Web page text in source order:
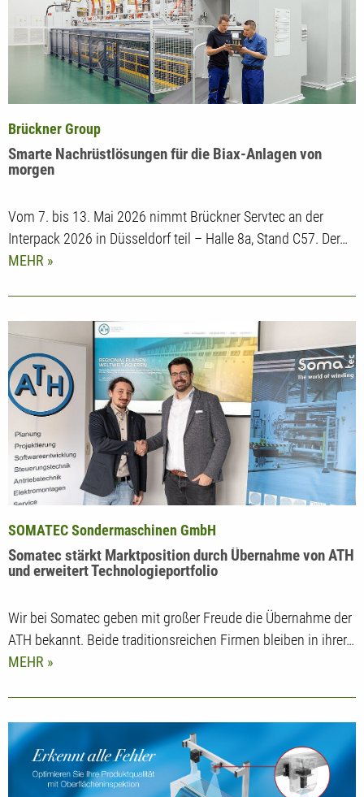
Smarte Nachrüstlösungen für die Biax-Anlagen von
morgen
Brückner Group
Vom 7. bis 13. Mai 2026 nimmt Brückner Servtec an der
Interpack 2026 in Düsseldorf teil – Halle 8a, Stand C57. Der…
MEHR
Somatec stärkt Marktposition durch Übernahme von ATH
und erweitert Technologieportfolio
SOMATEC Sondermaschinen GmbH
Wir bei Somatec geben mit großer Freude die Übernahme der
ATH bekannt. Beide traditionsreichen Firmen bleiben in ihrer…
MEHR